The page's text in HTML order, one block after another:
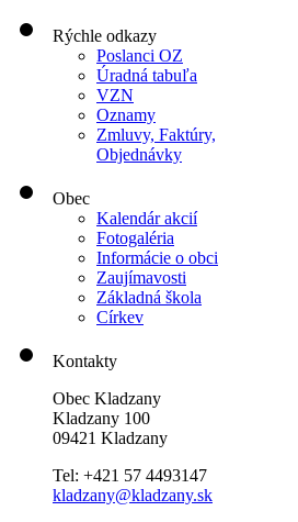
Rýchle odkazy
Poslanci OZ
Úradná tabuľa
VZN
Oznamy
Zmluvy, Faktúry,
Objednávky
Obec
Kalendár akcií
Fotogaléria
Informácie o obci
Zaujímavosti
Základná škola
Církev
Kontakty
Obec Kladzany
Kladzany 100
09421 Kladzany
Tel: +421 57 4493147
kladzany@kladzany.sk